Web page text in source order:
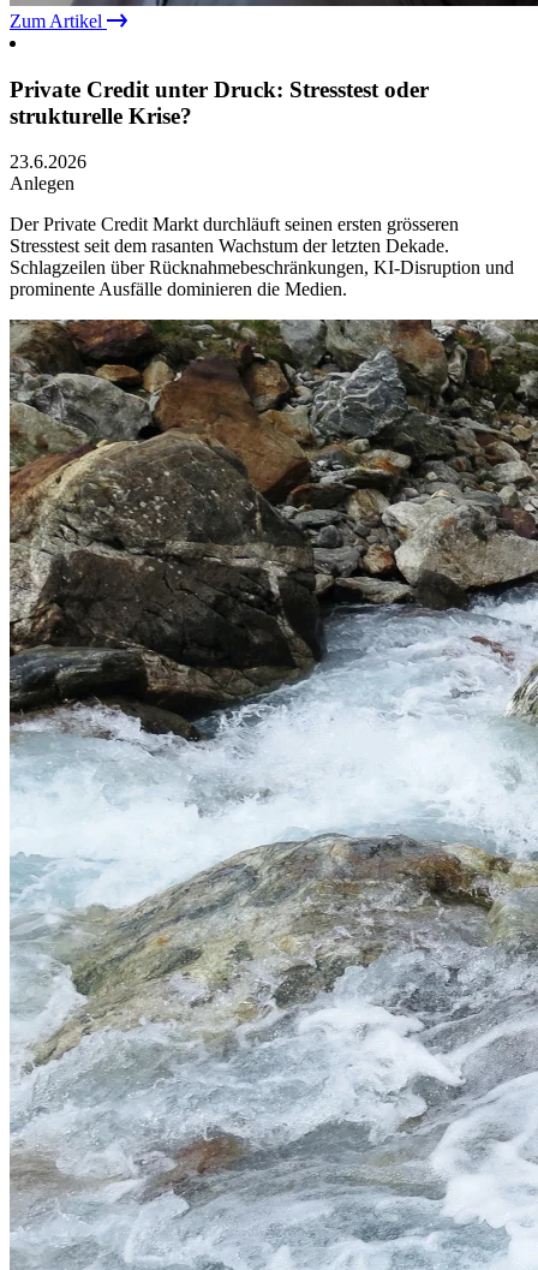
Zum Artikel
Private Credit unter Druck: Stresstest oder
strukturelle Krise?
23.6.2026
Anlegen
Der Private Credit Markt durchläuft seinen ersten grösseren
Stresstest seit dem rasanten Wachstum der letzten Dekade.
Schlagzeilen über Rücknahmebeschränkungen, KI-Disruption und
prominente Ausfälle dominieren die Medien.